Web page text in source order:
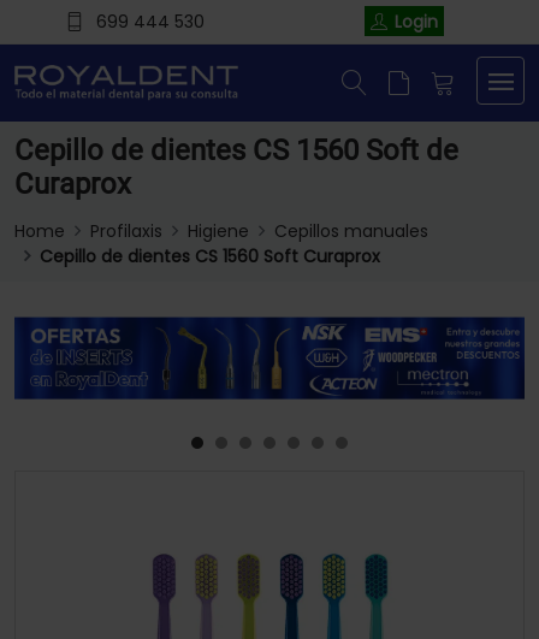
699 444 530 Login
Cepillo de dientes CS 1560 Soft de
Curaprox
Home Profilaxis Higiene
Cepillos manuales
Cepillo de dientes CS 1560 Soft Curaprox